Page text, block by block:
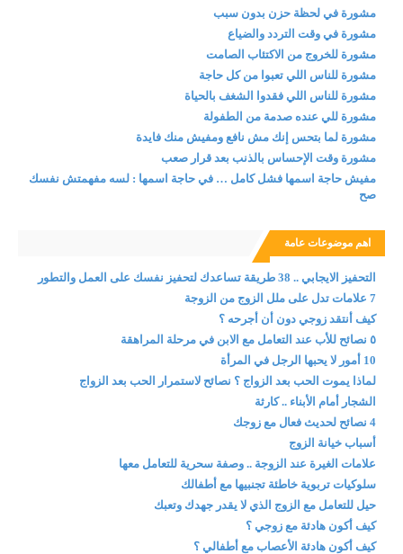
مشورة في لحظة حزن بدون سبب
مشورة في وقت التردد والضياع
مشورة للخروج من الاكتئاب الصامت
مشورة للناس اللي تعبوا من كل حاجة
مشورة للناس اللي فقدوا الشغف بالحياة
مشورة للي عنده صدمة من الطفولة
مشورة لما بتحس إنك مش نافع ومفيش منك فايدة
مشورة وقت الإحساس بالذنب بعد قرار صعب
مفيش حاجة اسمها فشل كامل … في حاجة اسمها : لسه مفهمتش نفسك
صح
اهم موضوعات عامة
التحفيز الايجابي .. 38 طريقة تساعدك لتحفيز نفسك على العمل والتطور
7 علامات تدل على ملل الزوج من الزوجة
كيف أنتقد زوجي دون أن أجرحه ؟
٥ نصائح للأب عند التعامل مع الابن في مرحلة المراهقة
10 أمور لا يحبها الرجل في المرأة
لماذا يموت الحب بعد الزواج ؟ نصائح لاستمرار الحب بعد الزواج
الشجار أمام الأبناء .. كارثة
4 نصائح لحديث فعال مع زوجك
أسباب خيانة الزوج
علامات الغيرة عند الزوجة .. وصفة سحرية للتعامل معها
سلوكيات تربوية خاطئة تجنبيها مع أطفالك
حيل للتعامل مع الزوج الذي لا يقدر جهدك وتعبك
كيف أكون هادئة مع زوجي ؟
كيف أكون هادئة الأعصاب مع أطفالي ؟